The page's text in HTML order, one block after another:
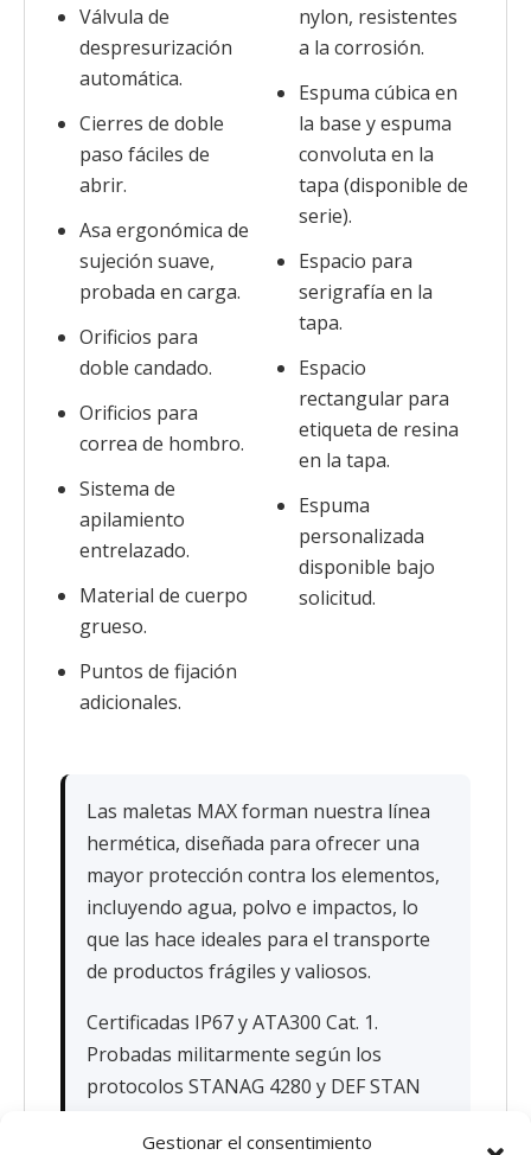
Gestionar el consentimiento
Válvula de
despresurización
automática.
Cierres de doble
paso fáciles de
abrir.
Asa ergonómica de
sujeción suave,
probada en carga.
Orificios para
doble candado.
Orificios para
correa de hombro.
Sistema de
apilamiento
entrelazado.
Material de cuerpo
grueso.
Puntos de fijación
adicionales.
nylon, resistentes
a la corrosión.
Espuma cúbica en
la base y espuma
convoluta en la
tapa (disponible de
serie).
Espacio para
serigrafía en la
tapa.
Espacio
rectangular para
etiqueta de resina
en la tapa.
Espuma
personalizada
disponible bajo
solicitud.
Las maletas MAX forman nuestra línea
hermética, diseñada para ofrecer una
mayor protección contra los elementos,
incluyendo agua, polvo e impactos, lo
que las hace ideales para el transporte
de productos frágiles y valiosos.
Certificadas IP67 y ATA300 Cat. 1.
Probadas militarmente según los
protocolos STANAG 4280 y DEF STAN